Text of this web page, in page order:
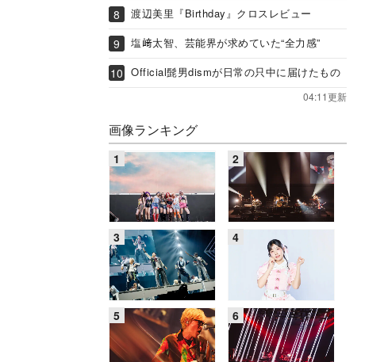
渡辺美里『Birthday』クロスレビュー
塩﨑太智、芸能界が求めていた“全力感”
Official髭男dismが日常の只中に届けたもの
04:11更新
画像ランキング